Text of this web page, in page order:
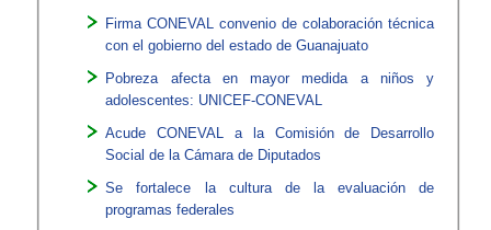
Firma CONEVAL convenio de colaboración técnica
con el gobierno del estado de Guanajuato
Pobreza afecta en mayor medida a niños y
adolescentes: UNICEF-CONEVAL
Acude CONEVAL a la Comisión de Desarrollo
Social de la Cámara de Diputados
Se fortalece la cultura de la evaluación de
programas federales​